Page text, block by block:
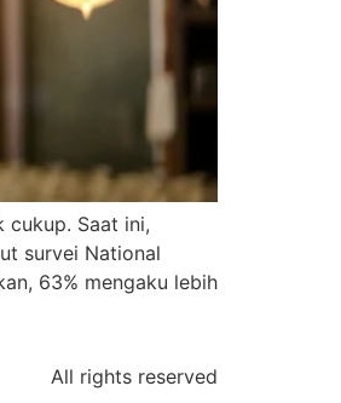
cukup. Saat ini,
survei National
63% mengaku lebih
All rights reserved